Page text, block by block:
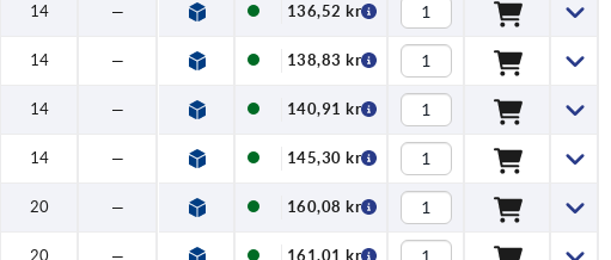
14 — 136,52 kr
14 — 138,83 kr
14 — 140,91 kr
14 — 145,30 kr
20 — 160,08 kr
20 — 161,01 kr